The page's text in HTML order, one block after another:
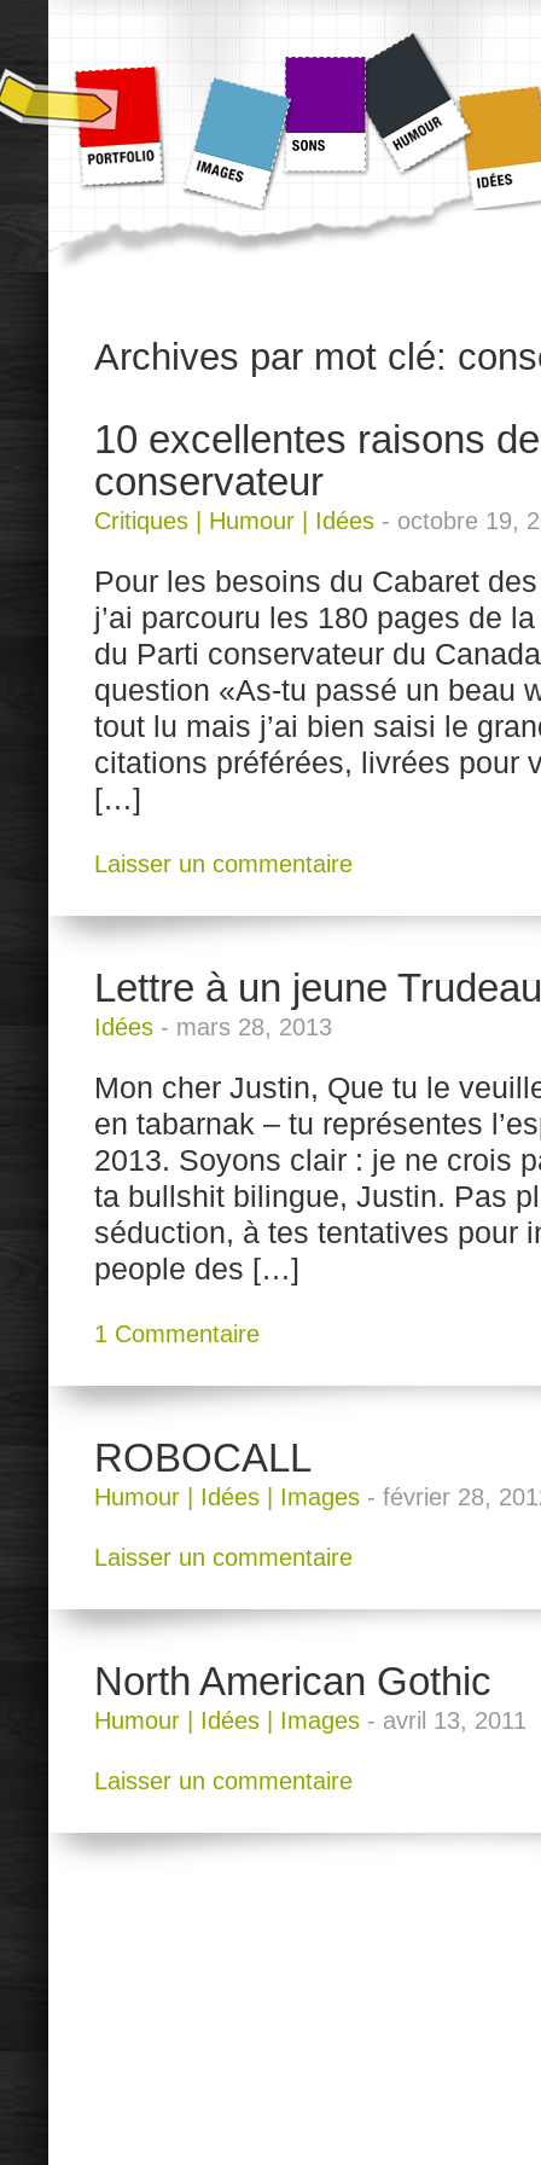
Archives par mot clé:
10 excellentes raisons
conservateur
Critiques Humour Idées - octobre 19,
Pour les besoins du Cabaret
j’ai parcouru les 180 pages de
du Parti conservateur du
question «As-tu passé un beau
tout lu mais j’ai bien saisi le
citations préférées, livrées pour
[…]
Laisser un commentaire
Lettre à un jeune Trudeau
Idées - mars 28, 2013
Mon cher Justin, Que tu le
en tabarnak – tu représentes
2013. Soyons clair : je ne crois
ta bullshit bilingue, Justin. Pas
séduction, à tes tentatives pour
people des […]
1 Commentaire
ROBOCALL
Humour Idées Images - février 28,
Laisser un commentaire
North American Gothic
Humour Idées Images - avril 13, 2011
Laisser un commentaire